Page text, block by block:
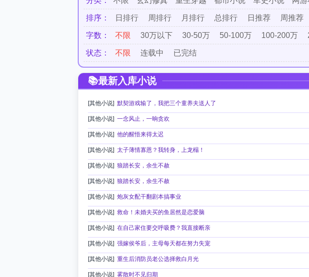
排序： 日排行 周排行 月排行 总排行 日推荐 周推荐
字数： 不限 30万以下 30-50万 50-100万 100-200万
状态： 不限 连载中 已完结
最新入库小说
[其他小说] 默契游戏输了，我把三个童养夫送人了
[其他小说] 一念风止，一晌贪欢
[其他小说] 他的醒悟来得太迟
[其他小说] 太子薄情寡恩？我转身，上龙榻！
[其他小说] 狼踏长安，余生不赦
[其他小说] 狼踏长安，余生不赦
[其他小说] 炮灰女配干翻剧本搞事业
[其他小说] 救命！未婚夫买的鱼居然是恋爱脑
[其他小说] 在自己家住要交呼吸费？我直接断亲
[其他小说] 强嫁侯爷后，主母每天都在努力失宠
[其他小说] 重生后消防员老公选择救白月光
[其他小说] 雾散时不见归期